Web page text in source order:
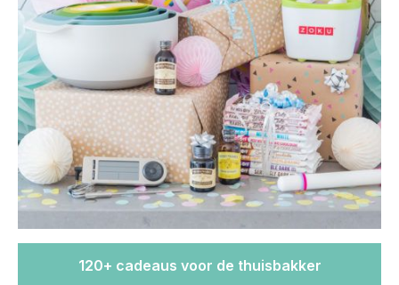
120+ cadeaus voor de thuisbakker